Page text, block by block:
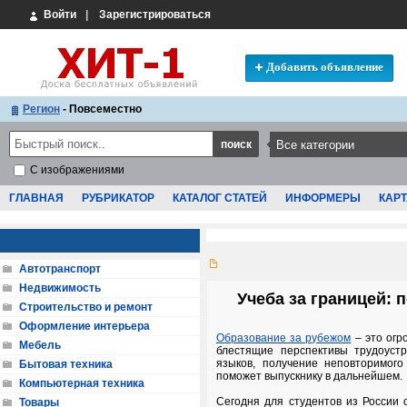
Войти Зарегистрироваться
Добавить объявление
Регион - Повсеместно
С изображениями
ГЛАВНАЯ РУБРИКАТОР КАТАЛОГ СТАТЕЙ ИНФОРМЕРЫ
Учеба за границей:
Образование за рубежом – это
блестящие перспективы
языков, получение
поможет выпускнику в дальнейшем.
Сегодня для студентов из
Автотранспорт
Недвижимость
Строительство и ремонт
Оформление интерьера
Мебель
Бытовая техника
Компьютерная техника
Товары